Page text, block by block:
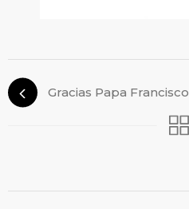
Gracias Papa Francisco